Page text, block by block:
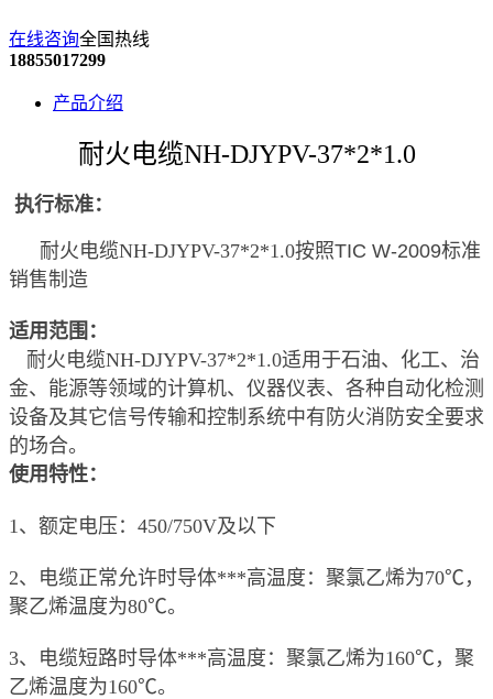
在线咨询全国热线
18855017299
产品介绍
耐火电缆NH-DJYPV-37*2*1.0
执行标准：
耐火电缆NH-DJYPV-37*2*1.0按照TIC W-2009标准
销售制造
适用范围：
耐火电缆NH-DJYPV-37*2*1.0适用于石油、化工、治
金、能源等领域的计算机、仪器仪表、各种自动化检测
设备及其它信号传输和控制系统中有防火消防安全要求
的场合。
使用特性：
1 、额定电压： 450/750V及以下
2、电缆正常允许时导体***高温度：聚氯乙烯为70℃，
聚乙烯温度为80℃。
3、电缆短路时导体***高温度：聚氯乙烯为160℃，聚
乙烯温度为160℃。